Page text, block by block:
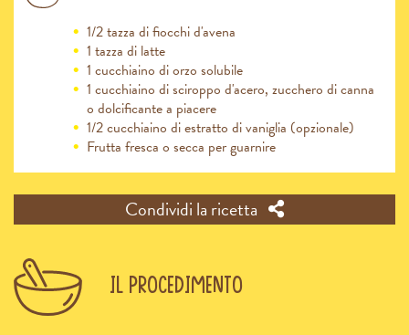
Il procedimento
1/2 tazza di fiocchi d'avena
1 tazza di latte
1 cucchiaino di orzo solubile
1 cucchiaino di sciroppo d'acero, zucchero di canna
o dolcificante a piacere
1/2 cucchiaino di estratto di vaniglia (opzionale)
Frutta fresca o secca per guarnire
Condividi la ricetta